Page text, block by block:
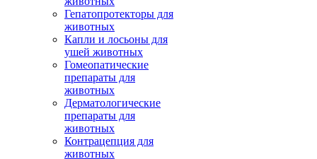
Гепатопротекторы для
животных
Капли и лосьоны для
ушей животных
Гомеопатические
препараты для
животных
Дерматологические
препараты для
животных
Контрацепция для
животных